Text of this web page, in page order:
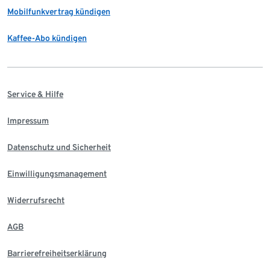
Mobilfunkvertrag kündigen
Kaffee-Abo kündigen
Service & Hilfe
Impressum
Datenschutz und Sicherheit
Einwilligungsmanagement
Widerrufsrecht
AGB
Barrierefreiheitserklärung